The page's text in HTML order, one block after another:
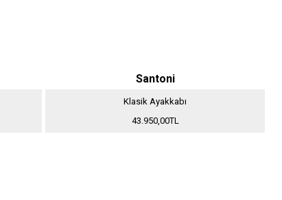
Santoni
Klasik Ayakkabı
43.950,00TL